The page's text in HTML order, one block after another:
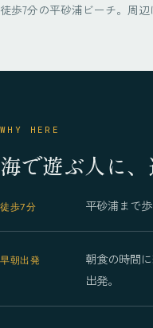
徒歩7分の平砂浦ビーチ。周
WHY HERE
海で遊ぶ人に、
徒歩7分 平砂浦まで
早朝出発
朝食の時間
出発。